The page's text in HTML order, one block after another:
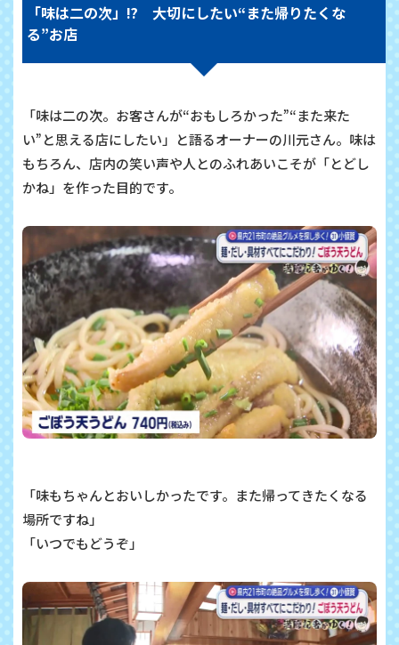
「味は二の次」⁉ 大切にしたい“また帰りたくな
る”お店
「味は二の次。お客さんが“おもしろかった”“また来た
い”と思える店にしたい」と語るオーナーの川元さん。味は
もちろん、店内の笑い声や人とのふれあいこそが「とどし
かね」を作った目的です。
「味もちゃんとおいしかったです。また帰ってきたくなる
場所ですね」
「いつでもどうぞ」